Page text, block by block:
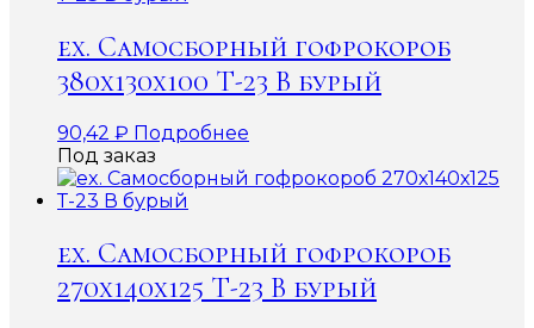
ex. Самосборный гофрокороб
380х130х100 Т-23 В бурый
90,42 ₽ Подробнее
Под заказ
ex. Самосборный гофрокороб
270х140х125 Т-23 В бурый